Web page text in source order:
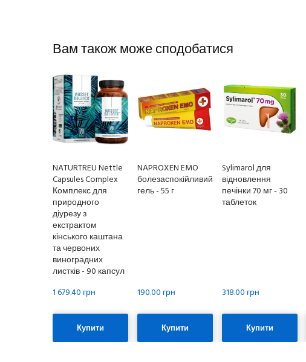
Вам також може сподобатися
NATURTREU Nettle
Capsules Complex
Комплекс для
природного
діурезу з
екстрактом
кінського каштана
та червоних
виноградних
листків - 90 капсул
1 679.40 грн
Купити
NAPROXEN EMO
болезаспокійливий
гель - 55 г
190.00 грн
Купити
Sylimarol для
відновлення
печінки 70 мг - 30
таблеток
318.00 грн
Купити